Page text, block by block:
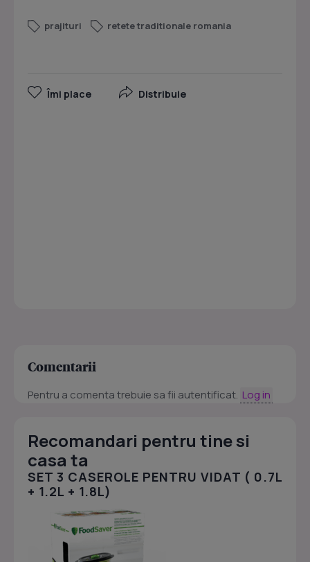
prajituri retete traditionale romania
Îmi place Distribuie
Comentarii
Pentru a comenta trebuie sa fii autentificat. Log in
Recomandari pentru tine si
casa ta
SET 3 CASEROLE PENTRU VIDAT ( 0.7L
+ 1.2L + 1.8L)